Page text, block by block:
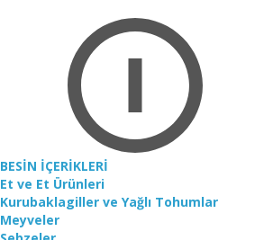
BESİN İÇERİKLERİ
Et ve Et Ürünleri
Kurubaklagiller ve Yağlı Tohumlar
Meyveler